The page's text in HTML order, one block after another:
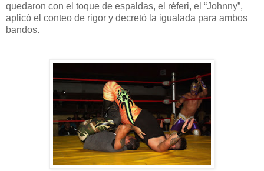
quedaron con el toque de espaldas, el réferi, el “Johnny”,
aplicó el conteo de rigor y decretó la igualada para ambos
bandos.